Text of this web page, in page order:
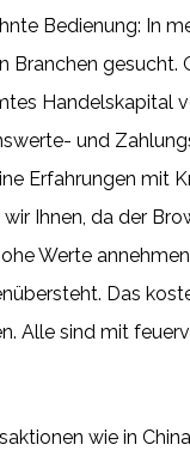
Bedienung: In
Branchen
Handelskapital
und
Erfahrungen mit
Ihnen, da der
Werte
Das
Alle sind mit
wie in